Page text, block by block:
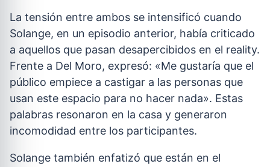
La tensión entre ambos se intensificó cuando
Solange, en un episodio anterior, había criticado
a aquellos que pasan desapercibidos en el reality.
Frente a Del Moro, expresó: «Me gustaría que el
público empiece a castigar a las personas que
usan este espacio para no hacer nada». Estas
palabras resonaron en la casa y generaron
incomodidad entre los participantes.
Solange también enfatizó que están en el